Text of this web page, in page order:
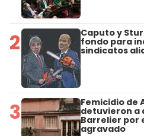
2 Caputo y
fondo para
sindicatos
3 Femicidio de
detuvieron a
Barrelier por
agravado